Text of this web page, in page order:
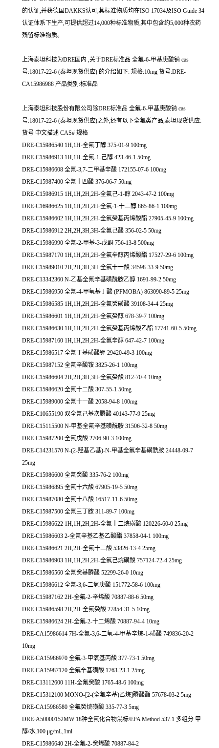
的认证,并获德国DAKKS认可,其标准物质均在ISO 17034及ISO Guide 34
认证体系下生产,可提供超过14,000种标准物质,其中包含约5,000种农药
残留标准物质。
上海泰坦科技为DRE国内 ,关于DRE标准品 全氟-6-甲基庚酸钠 cas
号:18017-22-6 (泰坦现货供应) 的介绍如下: 规格:10mg 货号:DRE-
CA15986988 产品类别:标准品
上海泰坦科技股份有限公司除DRE标准品 全氟-6-甲基庚酸钠 cas
号:18017-22-6 (泰坦现货供应)之外,还有以下全氟类产品,泰坦现货供应:
货号 中文描述 CAS# 规格
DRE-C15986540 1H,1H-全氟丁醇 375-01-9 100mg
DRE-C15986913 1H,1H-全氟-1-己醇 423-46-1 50mg
DRE-C15986608 全氟-3,7-二甲基辛酸 172155-07-6 100mg
DRE-C15987400 全氟十四酸 376-06-7 50mg
DRE-C15986915 1H,1H,2H,2H-全氟己-1-醇 2043-47-2 100mg
DRE-C16986625 1H,1H,2H,2H-全氟-1-十二醇 865-86-1 100mg
DRE-C15986602 1H,1H,2H,2H-全氟癸基丙烯酸酯 27905-45-9 100mg
DRE-C15986912 2H,2H,3H,3H-全氟己酸 356-02-5 50mg
DRE-C15986990 全氟-2-甲基-3-戊酮 756-13-8 500mg
DRE-C15987170 1H,1H,2H,2H-全氟辛醇丙烯酸酯 17527-29-6 100mg
DRE-C15989010 2H,2H,3H,3H-全氟十一酸 34598-33-9 50mg
DRE-C13342360 N-乙基全氟辛基磺酰胺乙醇 1691-99-2 50mg
DRE-C15986950 全氟-4-甲氧基丁酸 (PFMOBA) 863090-89-5 25mg
DRE-C15986585 1H,1H,2H,2H-全氟癸磺酸 39108-34-4 25mg
DRE-C15986601 1H,1H,2H,2H-全氟癸醇 678-39-7 100mg
DRE-C15986630 1H,1H,2H,2H-全氟癸基丙烯酸乙酯 17741-60-5 50mg
DRE-C15987160 1H,1H,2H,2H-全氟辛醇 647-42-7 100mg
DRE-C15986517 全氟丁基磺酸钾 29420-49-3 100mg
DRE-C15987152 全氟辛酸铵 3825-26-1 100mg
DRE-C15986604 2H,2H,3H,3H-全氟癸酸 812-70-4 10mg
DRE-C15986620 全氟十二酸 307-55-1 50mg
DRE-C15989000 全氟十一酸 2058-94-8 100mg
DRE-C10655190 双全氟己基次膦酸 40143-77-9 25mg
DRE-C15115500 N-甲基全氟辛基磺酰胺 31506-32-8 50mg
DRE-C15987200 全氟戊酸 2706-90-3 100mg
DRE-C14231570 N-(2-羟基乙基)-N-甲基全氟辛基磺酰胺 24448-09-7
25mg
DRE-C15986600 全氟癸酸 335-76-2 100mg
DRE-C15986895 全氟十六酸 67905-19-5 50mg
DRE-C15987080 全氟十八酸 16517-11-6 50mg
DRE-C15987500 全氟三丁胺 311-89-7 100mg
DRE-C15986622 1H,1H,2H,2H-全氟十二烷磺酸 120226-60-0 25mg
DRE-C15986603 2-全氟辛基乙基乙酸酯 37858-04-1 100mg
DRE-C15986621 2H,2H-全氟十二酸 53826-13-4 25mg
DRE-C15986903 1H,1H,2H,2H-全氟己烷磺酸 757124-72-4 25mg
DRE-C15986560 全氟癸基膦酸 52299-26-0 10mg
DRE-C15986612 全氟-3,6-二氧庚酸 151772-58-6 100mg
DRE-C15987162 2H-全氟-2-辛烯酸 70887-88-6 50mg
DRE-C15986598 2H,2H-全氟癸酸 27854-31-5 10mg
DRE-C15986624 2H-全氟-2-十二烯酸 70887-94-4 10mg
DRE-CA15986614 7H-全氟-3,6-二氧-4-甲基辛烷-1-磺酸 749836-20-2
10mg
DRE-CA15986970 全氟-3-甲氧基丙酸 377-73-1 50mg
DRE-CA15987120 全氟辛基磺酸 1763-23-1 25mg
DRE-C13112600 11H-全氟癸酸 1765-48-6 100mg
DRE-C15312100 MONO-[2-(全氟辛基)乙烷]磷酸酯 57678-03-2 5mg
DRE-CA15986580 全氟癸烷磺酸 335-77-3 5mg
DRE-A50000152MW 18种全氟化合物混标/EPA Method 537.1 多组分 甲
醇/水,100 μg/mL,1ml
DRE-C15986640 2H-全氟-2-癸烯酸 70887-84-2